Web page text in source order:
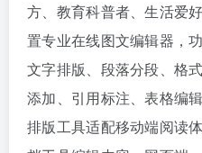
方、教育科普者、生活爱
置专业在线图文编辑器，
文字排版、段落分段、格
添加、引用标注、表格编
排版工具适配移动端阅读